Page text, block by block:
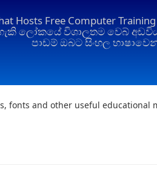
Hosts Free Computer
ලෝකයේ විශාලතම වෙබ්
පාඩම් ඔබට සිංහල
fonts and other useful educational